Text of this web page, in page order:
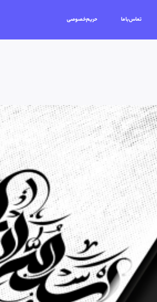
تماس‌باما حریم‌خصوصی